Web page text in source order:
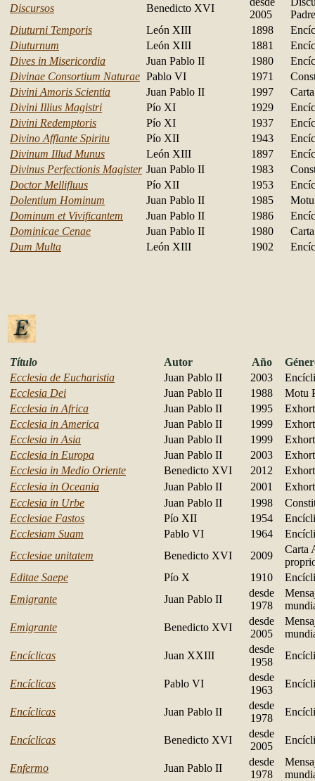
Discursos Benedicto XVI
2005
Padre
Diuturni Temporis
León XIII 1898
Diuturnum
León XIII 1881
Dives in Misericordia
Juan Pablo II 1980
Divinae Consortium Naturae Pablo VI 1971
Divini Amoris Scientia
Juan Pablo II 1997
Divini Illius Magistri
Pío XI 1929
Divini Redemptoris
Pío XI 1937
Divino Afflante Spiritu
Pío XII 1943
Divinum Illud Munus
León XIII 1897
Divinus Perfectionis Magister Juan Pablo II 1983
Doctor Mellifluus
Pío XII 1953
Dolentium Hominum
Juan Pablo II 1985
Dominum et Vivificantem
Juan Pablo II 1986
Dominicae Cenae
Juan Pablo II 1980
Carta
Dum Multa
León XIII 1902
Título Autor Año
Ecclesia de Eucharistia
Juan Pablo II 2003
Ecclesia Dei
Juan Pablo II 1988
Motu
Ecclesia in Africa
Juan Pablo II 1995
Ecclesia in America
Juan Pablo II 1999
Ecclesia in Asia
Juan Pablo II 1999
Ecclesia in Europa
Juan Pablo II 2003
Ecclesia in Medio Oriente
Benedicto XVI 2012
Ecclesia in Oceania
Juan Pablo II 2001
Ecclesia in Urbe
Juan Pablo II 1998
Ecclesiae Fastos
Pío XII 1954
Ecclesiam Suam
Pablo VI 1964
Ecclesiae unitatem
Benedicto XVI 2009
Carta
Editae Saepe
Pío X 1910
Emigrante
Juan Pablo II
desde
1978
Emigrante
Benedicto XVI
desde
2005
Encíclicas
Juan XXIII
desde
1958
Encíclicas Pablo VI
desde
1963
Encíclicas Juan Pablo II
desde
1978
Encíclicas Benedicto XVI
desde
2005
Enfermo Juan Pablo II
desde
1978